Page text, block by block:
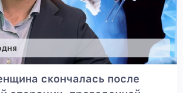
скончалась после